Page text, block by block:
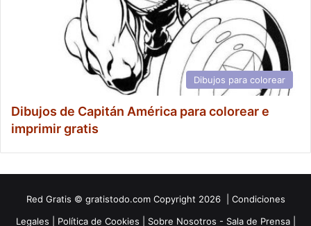
Dibujos para colorear
Dibujos de Capitán América para colorear e
imprimir gratis
Red Gratis © gratistodo.com Copyright 2026 | Condiciones
Legales
Política de Cookies Sobre Nosotros - Sala de Prensa|